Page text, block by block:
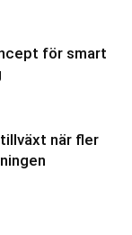
för smart
när fler